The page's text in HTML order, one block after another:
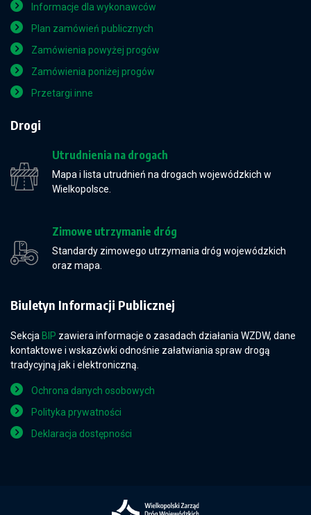
Informacje dla wykonawców
Plan zamówień publicznych
Zamówienia powyżej progów
Zamówienia poniżej progów
Przetargi inne
Drogi
Utrudnienia na drogach
Mapa i lista utrudnień na drogach wojewódzkich w
Wielkopolsce.
Zimowe utrzymanie dróg
Standardy zimowego utrzymania dróg wojewódzkich
oraz mapa.
Biuletyn Informacji Publicznej
Sekcja BIP zawiera informacje o zasadach działania WZDW, dane
kontaktowe i wskazówki odnośnie załatwiania spraw drogą
tradycyjną jak i elektroniczną.
Ochrona danych osobowych
Polityka prywatności
Deklaracja dostępności